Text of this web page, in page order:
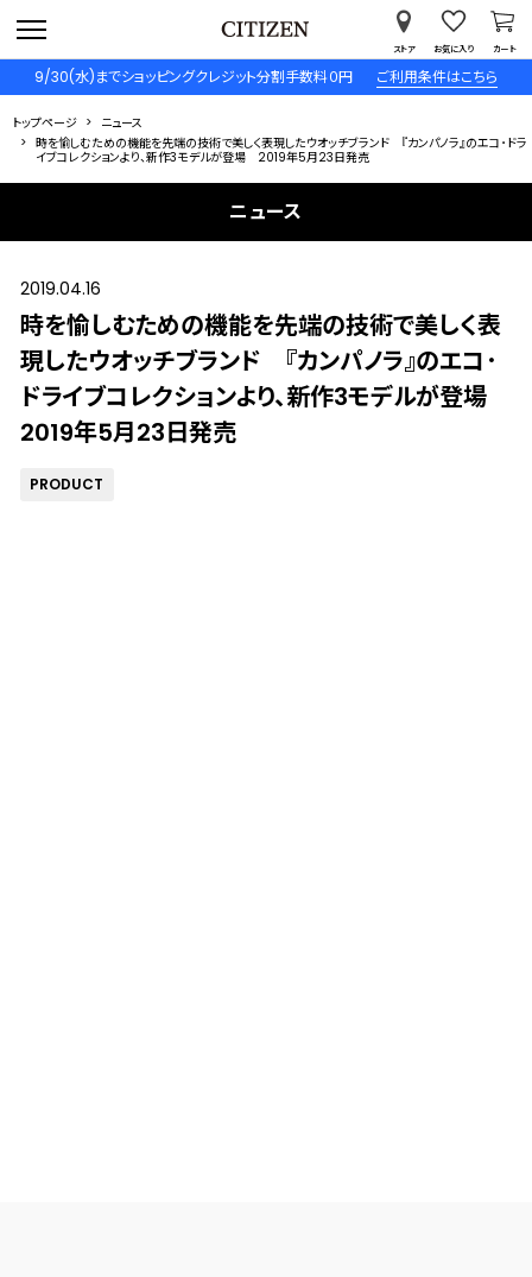
9/30(水)までショッピングクレジット分割手数料０円 ご利用条件はこちら
ストア お気に入り カート
トップページ
ニュース
時を愉しむための機能を先端の技術で美しく表現したウオッチブランド 『カンパノラ』のエコ･ドラ
イブコレクションより、新作3モデルが登場 2019年5月23日発売
ニュース
2019.04.16
時を愉しむための機能を先端の技術で美しく表
現したウオッチブランド 『カンパノラ』のエコ･
ドライブコレクションより、新作3モデルが登場
2019年5月23日発売
PRODUCT